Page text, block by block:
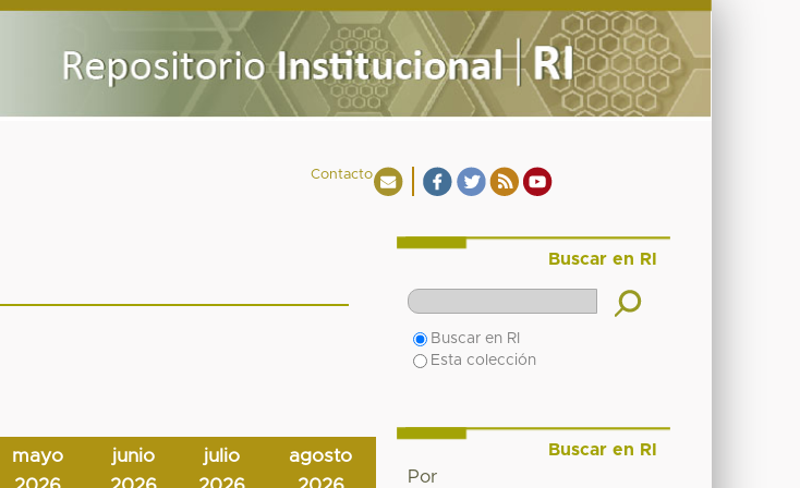
Contacto
mayo
junio
julio
agosto
Buscar en RI
Buscar en RI
Esta colección
Buscar en RI
Por